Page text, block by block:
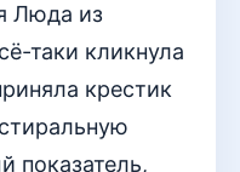
Люда из
таки кликнула
крестик
показатель,